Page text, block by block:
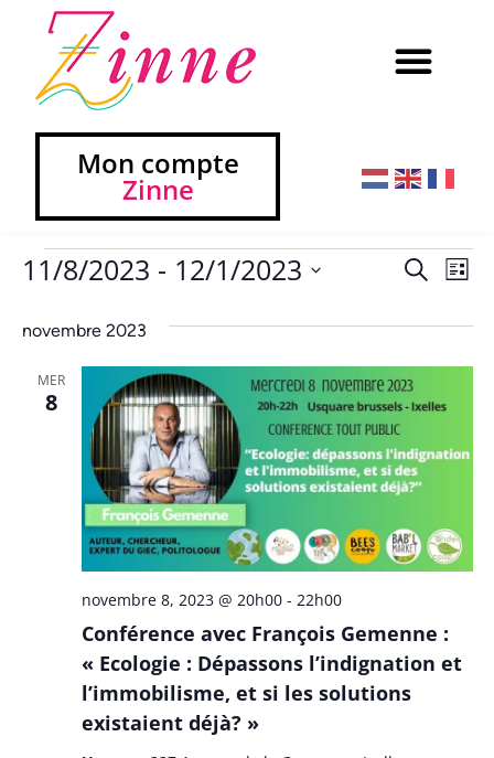
Mon compte
Zinne
et
de
vues
Liste
11/8/2023 - 12/1/2023
date.
novembre 2023
MER
8
Conférence avec François Gemenne :
« Ecologie : Dépassons l’indignation et
l’immobilisme, et si les solutions
existaient déjà? »
novembre 8, 2023 @ 20h00- 22h00